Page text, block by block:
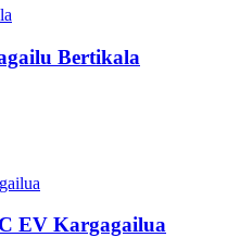
Bertikala
EV Kargagailua